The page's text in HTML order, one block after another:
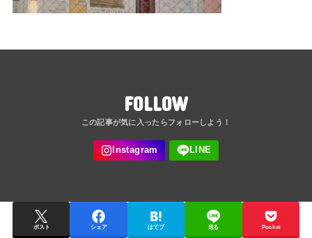
FOLLOW
ポスト シェア はてブ 送る Pocket